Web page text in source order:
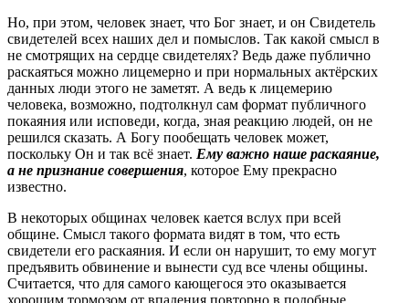
Но, при этом, человек знает, что Бог знает, и он Свидетель
свидетелей всех наших дел и помыслов. Так какой смысл в
не смотрящих на сердце свидетелях? Ведь даже публично
раскаяться можно лицемерно и при нормальных актёрских
данных люди этого не заметят. А ведь к лицемерию
человека, возможно, подтолкнул сам формат публичного
покаяния или исповеди, когда, зная реакцию людей, он не
решился сказать. А Богу пообещать человек может,
поскольку Он и так всё знает. Ему важно наше раскаяние,
а не признание совершения, которое Ему прекрасно
известно.
В некоторых общинах человек кается вслух при всей
общине. Смысл такого формата видят в том, что есть
свидетели его раскаяния. И если он нарушит, то ему могут
предъявить обвинение и вынести суд все члены общины.
Считается, что для самого кающегося это оказывается
хорошим тормозом от впадения повторно в подобные